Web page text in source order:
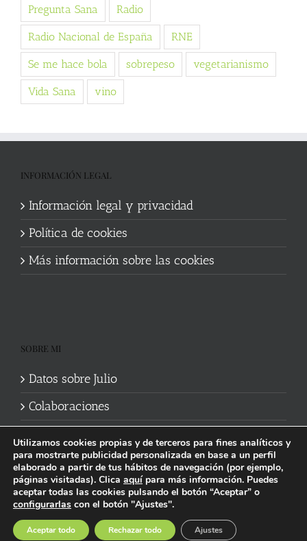
Pregunta Sana Radio
Radio Nacional de España RNE
Se me hace bola sobrepeso vegetarianismo
Vida Sana vino
INFORMACIÓN LEGAL
Información legal y privacidad
Política de cookies
Más información sobre las cookies
SOBRE MI
Datos sobre Julio
Colaboraciones
Política de cookies | Información legal y privacidad
| Web mantenida
porStudi7
Facebook YouTubeInstagramSpotify
BlueskyThreads
Utilizamos cookies propias y de terceros para fines analíticos y
para mostrarte publicidad personalizada en base a un perfil
elaborado a partir de tus hábitos de navegación (por ejemplo,
páginas visitadas). Clica aquípara más información. Puedes
aceptar todas las cookies pulsando el botón “Aceptar” o
configurarlas con el botón "Ajustes".
Aceptar todo Rechazar todo Ajustes